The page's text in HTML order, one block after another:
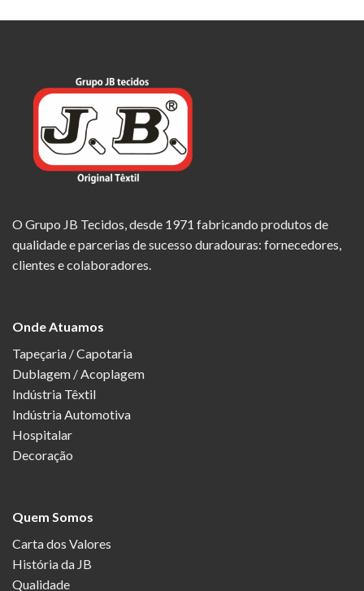
O Grupo JB Tecidos, desde 1971 fabricando produtos de
qualidade e parcerias de sucesso duradouras: fornecedores,
clientes e colaboradores.
Onde Atuamos
Tapeçaria / Capotaria
Dublagem / Acoplagem
Indústria Têxtil
Indústria Automotiva
Hospitalar
Decoração
Quem Somos
Carta dos Valores
História da JB
Qualidade